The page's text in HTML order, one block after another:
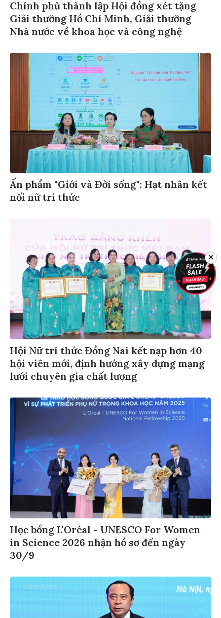
Chính phủ thành lập Hội đồng xét tặng
Giải thưởng Hồ Chí Minh, Giải thưởng
Nhà nước về khoa học và công nghệ
Ấn phẩm "Giới và Đời sống": Hạt nhân kết
nối nữ trí thức
Hội Nữ trí thức Đồng Nai kết nạp hơn 40
hội viên mới, định hướng xây dựng mạng
lưới chuyên gia chất lượng
Học bổng L'Oréal - UNESCO For Women
in Science 2026 nhận hồ sơ đến ngày
30/9
✕